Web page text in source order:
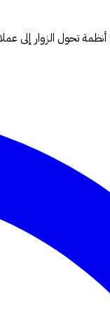
تحول الزوار إلى